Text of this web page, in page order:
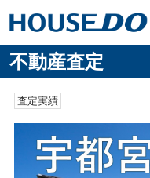
不動産査定
査定実績